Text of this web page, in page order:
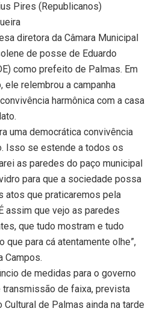
Pires (Republicanos)
diretora da Câmara Municipal
de posse de Eduardo
como prefeito de Palmas. Em
ele relembrou a campanha
harmônica com a casa
uma democrática convivência
Isso se estende a todos os
as paredes do paço municipal
para que a sociedade possa
atos que praticaremos pela
assim que vejo as paredes
que tudo mostram e tudo
que para cá atentamente olhe”,
Campos.
de medidas para o governo
transmissão de faixa, prevista
Cultural de Palmas ainda na tarde